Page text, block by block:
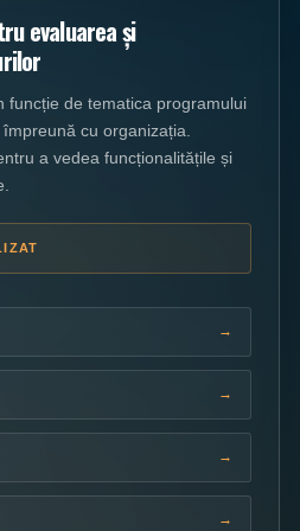
evaluarea și
funcție de tematica programului
cu organizația.
a vedea funcționalitățile și